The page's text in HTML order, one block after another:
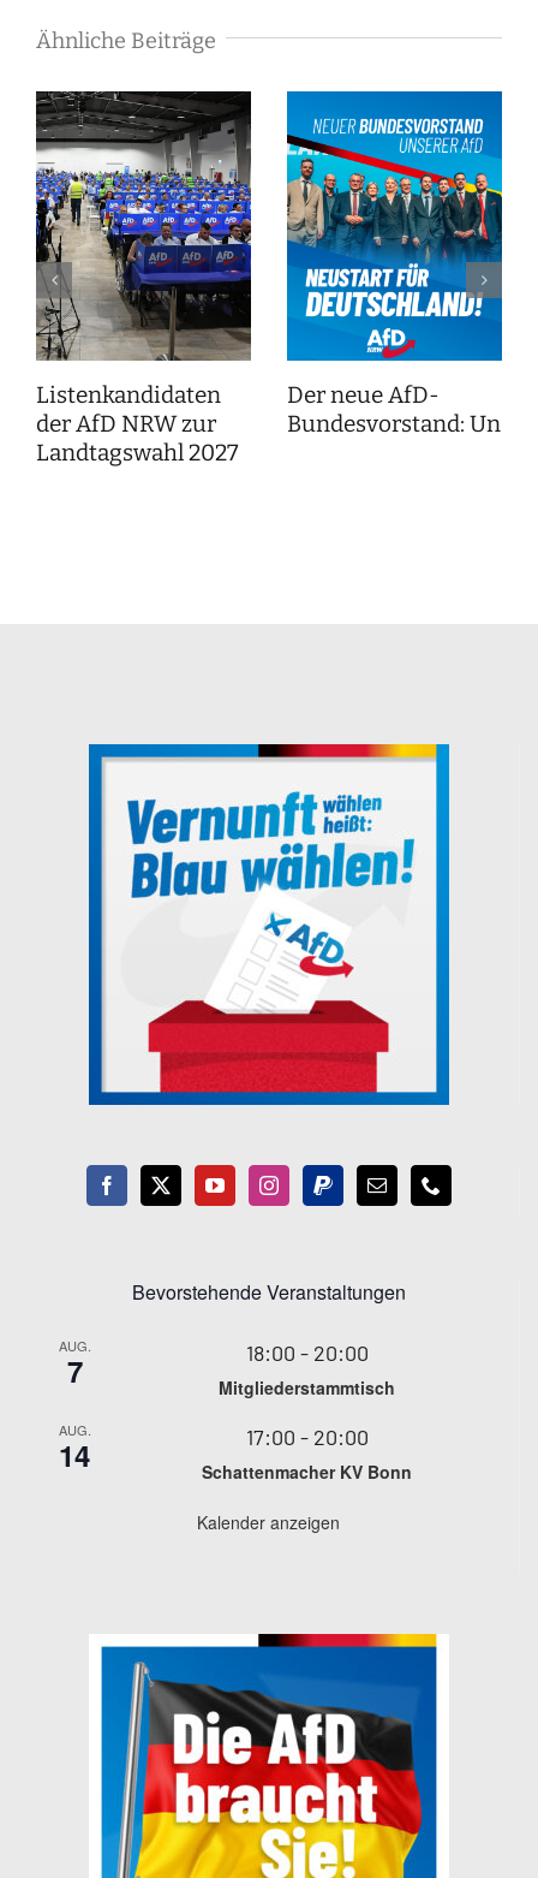
Ähnliche Beiträge
Listenkandidaten
der AfD NRW zur
Landtagswahl 2027
Der neue AfD-
Bundesvorstand:
Bevorstehende Veranstaltungen
AUG.
7 18:00 - 20:00
Mitgliederstammtisch
AUG.
14 17:00 - 20:00
Schattenmacher KV Bonn
Kalender anzeigen